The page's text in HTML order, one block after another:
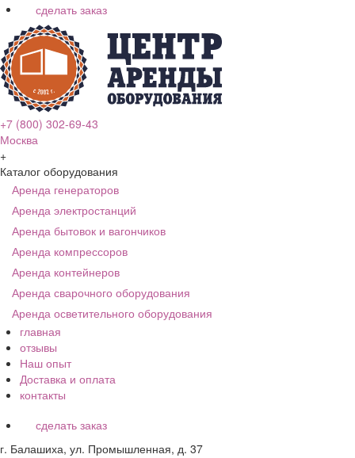
сделать заказ
+7 (800) 302-69-43
Москва
+
Каталог оборудования
Аренда генераторов
Аренда электростанций
Аренда бытовок и вагончиков
Аренда компрессоров
Аренда контейнеров
Аренда сварочного оборудования
Аренда осветительного оборудования
главная
отзывы
Наш опыт
Доставка и оплата
контакты
сделать заказ
г. Балашиха, ул. Промышленная, д. 37